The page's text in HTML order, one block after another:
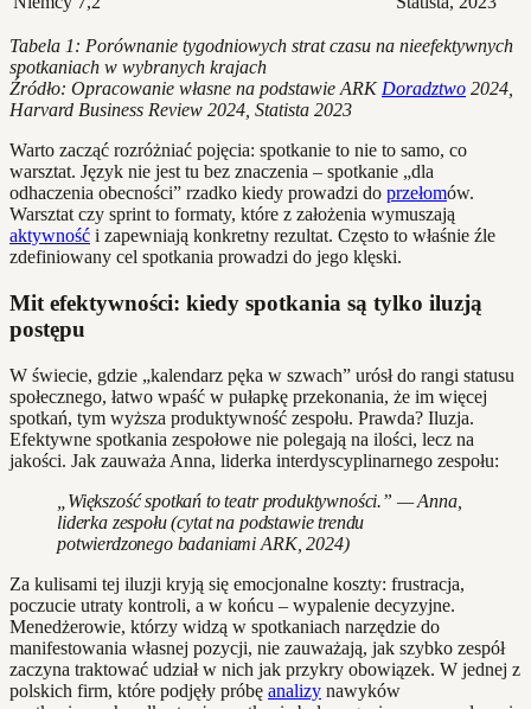
Tabela 1: Porównanie tygodniowych strat czasu na nieefektywnych
spotkaniach w wybranych krajach
Źródło: Opracowanie własne na podstawie ARK Doradztwo 2024,
Harvard Business Review 2024, Statista 2023
Warto zacząć rozróżniać pojęcia: spotkanie to nie to samo, co
warsztat. Język nie jest tu bez znaczenia – spotkanie „dla
odhaczenia obecności” rzadko kiedy prowadzi do przełomów.
Warsztat czy sprint to formaty, które z założenia wymuszają
aktywność i zapewniają konkretny rezultat. Często to właśnie źle
zdefiniowany cel spotkania prowadzi do jego klęski.
Mit efektywności: kiedy spotkania są tylko iluzją
postępu
W świecie, gdzie „kalendarz pęka w szwach” urósł do rangi statusu
społecznego, łatwo wpaść w pułapkę przekonania, że im więcej
spotkań, tym wyższa produktywność zespołu. Prawda? Iluzja.
Efektywne spotkania zespołowe nie polegają na ilości, lecz na
jakości. Jak zauważa Anna, liderka interdyscyplinarnego zespołu:
„Większość spotkań to teatr produktywności.” — Anna,
liderka zespołu (cytat na podstawie trendu
potwierdzonego badaniami ARK, 2024)
Za kulisami tej iluzji kryją się emocjonalne koszty: frustracja,
poczucie utraty kontroli, a w końcu – wypalenie decyzyjne.
Menedżerowie, którzy widzą w spotkaniach narzędzie do
manifestowania własnej pozycji, nie zauważają, jak szybko zespół
zaczyna traktować udział w nich jak przykry obowiązek. W jednej z
polskich firm, które podjęły próbę analizy nawyków